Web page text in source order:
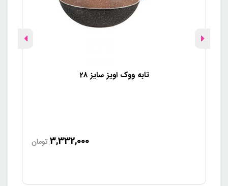
تابه ووک اویز سایز 28
3,332,000 تومان